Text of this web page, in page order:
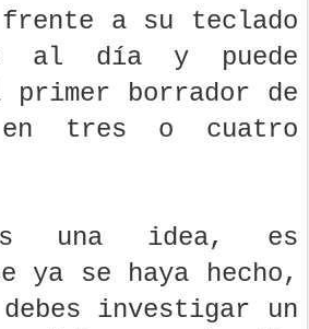
frente a su teclado
al día y puede
borrador de
tres o cuatro
una idea, es
ya se haya hecho,
investigar un